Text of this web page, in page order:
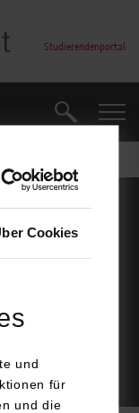
Cookies
und
für
und die
Studierendenportal
Suche
Stuttgart